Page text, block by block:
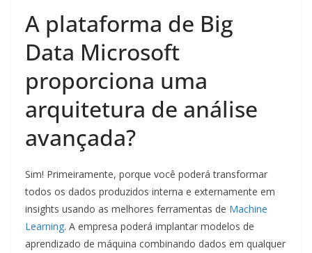
A plataforma de Big
Data Microsoft
proporciona uma
arquitetura de análise
avançada?
Sim! Primeiramente, porque você poderá transformar
todos os dados produzidos interna e externamente em
insights usando as melhores ferramentas de Machine
Learning. A empresa poderá implantar modelos de
aprendizado de máquina combinando dados em qualquer